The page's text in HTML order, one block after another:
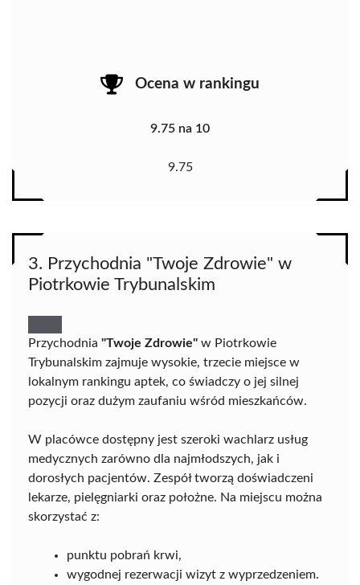
Ocena w rankingu
9.75 na 10
9.75
3. Przychodnia "Twoje Zdrowie" w
Piotrkowie Trybunalskim
Przychodnia "Twoje Zdrowie" w Piotrkowie
Trybunalskim zajmuje wysokie, trzecie miejsce w
lokalnym rankingu aptek, co świadczy o jej silnej
pozycji oraz dużym zaufaniu wśród mieszkańców.
W placówce dostępny jest szeroki wachlarz usług
medycznych zarówno dla najmłodszych, jak i
dorosłych pacjentów. Zespół tworzą doświadczeni
lekarze, pielęgniarki oraz położne. Na miejscu można
skorzystać z:
punktu pobrań krwi,
wygodnej rezerwacji wizyt z wyprzedzeniem.